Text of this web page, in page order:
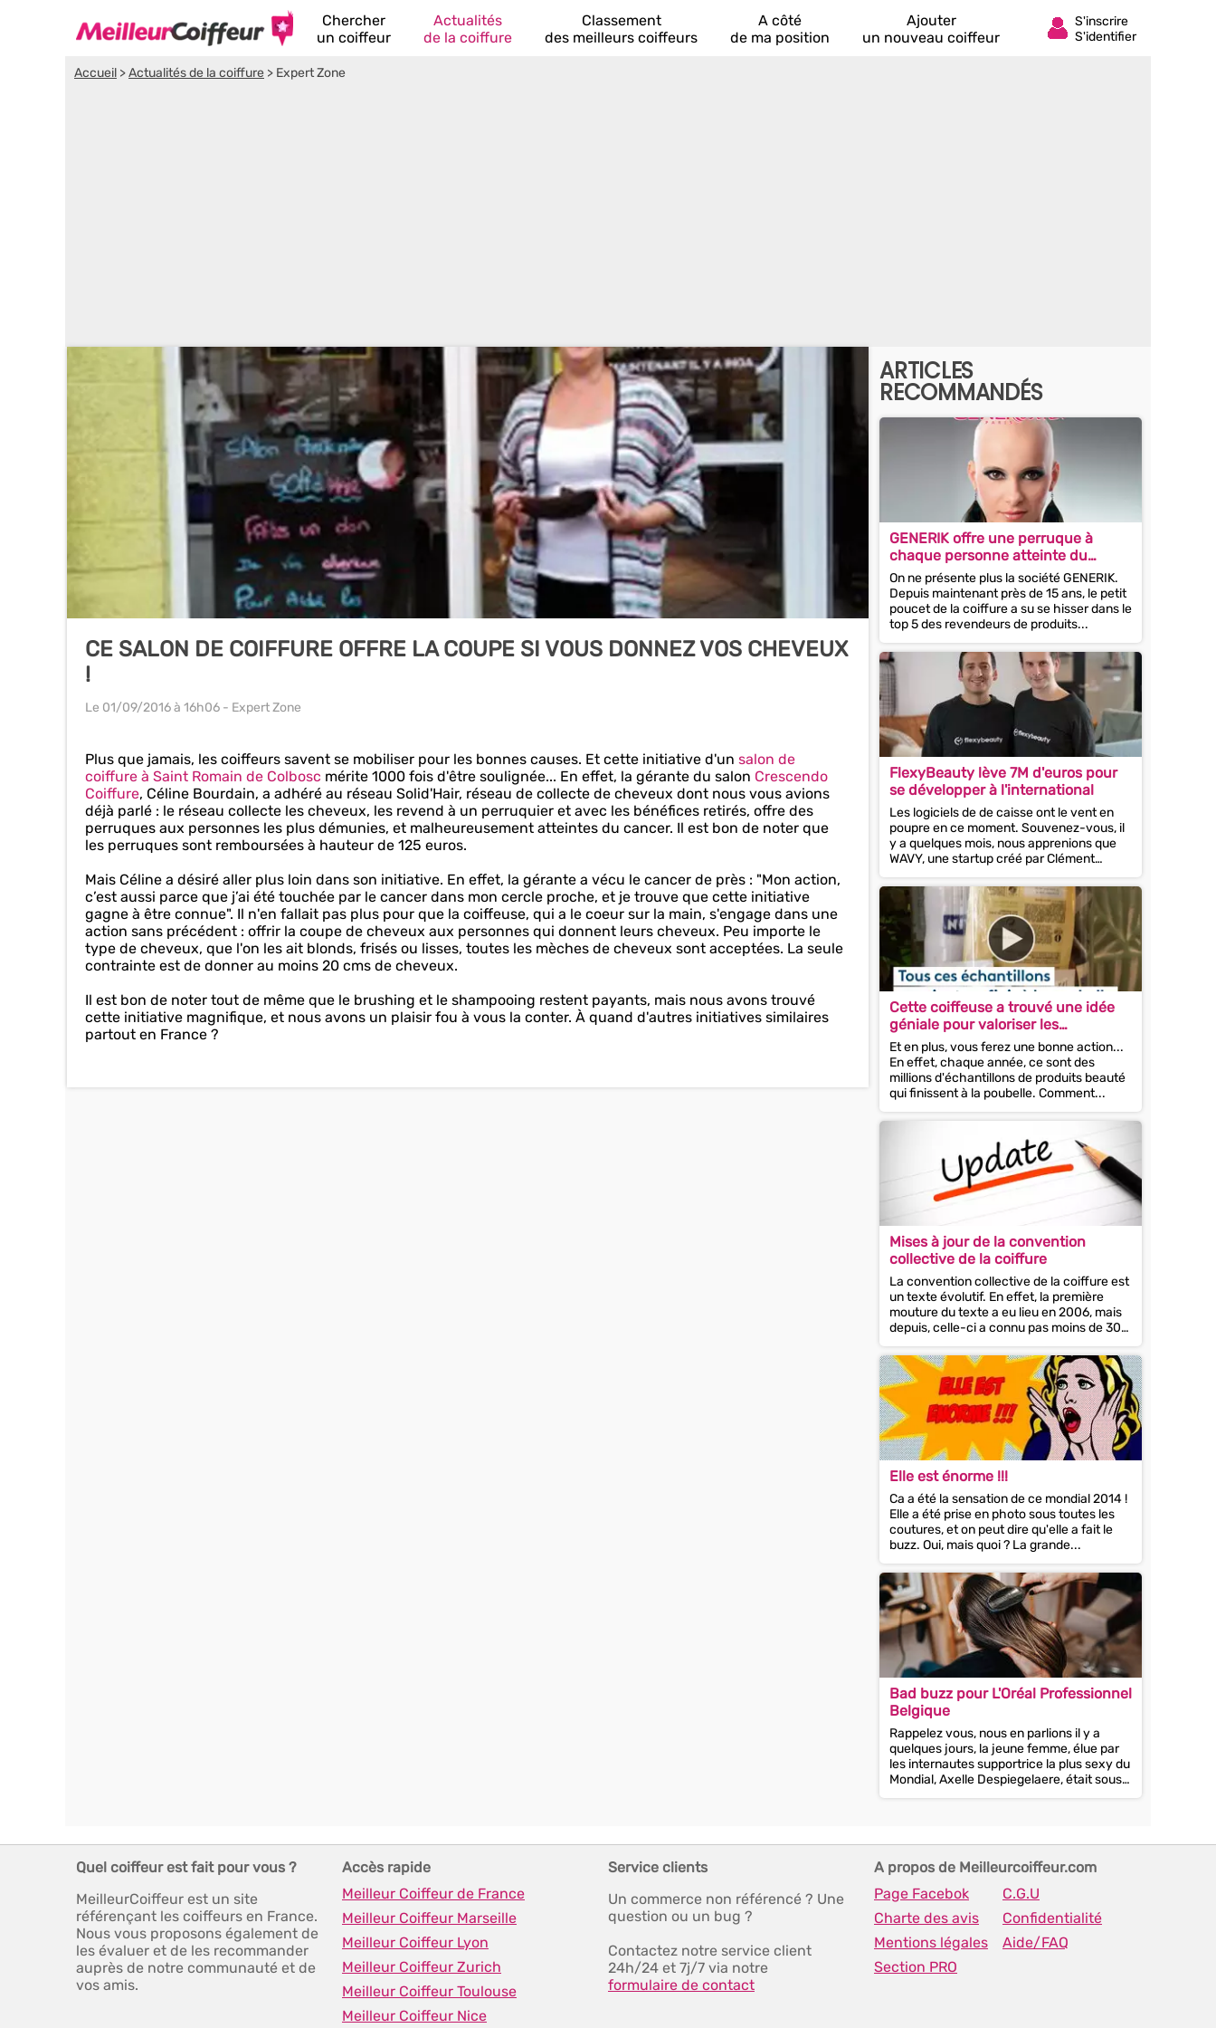
Chercher
un coiffeur
Actualités
de la coiffure
Classement
des meilleurs coiffeurs
A côté
de ma position
Ajouter
un nouveau coiffeur
Accueil >Actualités de la coiffure > Expert Zone
CE SALON DE COIFFURE OFFRE LA COUPE SI VOUS DONNEZ VOS CHEVEUX
!
Le 01/09/2016à 16h06 - Expert Zone
Plus que jamais, les coiffeurs savent se mobiliser pour les bonnes causes. Et cette initiative d'un salon de
coiffure à Saint Romain de Colbosc mérite 1000 fois d'être soulignée... En effet, la gérante du salon Crescendo
Coiffure, Céline Bourdain, a adhéré au réseau Solid'Hair, réseau de collecte de cheveux dont nous vous avions
déjà parlé : le réseau collecte les cheveux, les revend à un perruquier et avec les bénéfices retirés, offre des
perruques aux personnes les plus démunies, et malheureusement atteintes du cancer. Il est bon de noter que
les perruques sont remboursées à hauteur de 125 euros.
Mais Céline a désiré aller plus loin dans son initiative. En effet, la gérante a vécu le cancer de près : "Mon action,
c’est aussi parce que j’ai été touchée par le cancer dans mon cercle proche, et je trouve que cette initiative
gagne à être connue". Il n'en fallait pas plus pour que la coiffeuse, qui a le coeur sur la main, s'engage dans une
action sans précédent : offrir la coupe de cheveux aux personnes qui donnent leurs cheveux. Peu importe le
type de cheveux, que l'on les ait blonds, frisés ou lisses, toutes les mèches de cheveux sont acceptées. La seule
contrainte est de donner au moins 20 cms de cheveux.
Il est bon de noter tout de même que le brushing et le shampooing restent payants, mais nous avons trouvé
cette initiative magnifique, et nous avons un plaisir fou à vous la conter. À quand d'autres initiatives similaires
partout en France ?
ARTICLES
RECOMMANDÉS
GENERIK offre une perruque à
chaque personne atteinte du
cancer qui en fait la demande !
On ne présente plus la société GENERIK.
Depuis maintenant près de 15 ans, le petit
poucet de la coiffure a su se hisser dans le
top 5 des revendeurs de produits...
FlexyBeauty lève 7M d'euros pour
se développer à l'international
Les logiciels de de caisse ont le vent en
poupre en ce moment. Souvenez-vous, il
y a quelques mois, nous apprenions que
WAVY, une startup créé par Clément
Moreno levait 2...
Cette coiffeuse a trouvé une idée
géniale pour valoriser les
échantillons !
Et en plus, vous ferez une bonne action...
En effet, chaque année, ce sont des
millions d'échantillons de produits beauté
qui finissent à la poubelle. Comment...
Mises à jour de la convention
collective de la coiffure
La convention collective de la coiffure est
un texte évolutif. En effet, la première
mouture du texte a eu lieu en 2006, mais
depuis, celle-ci a connu pas moins de 30
mises à...
Elle est énorme !!!
Ca a été la sensation de ce mondial 2014 !
Elle a été prise en photo sous toutes les
coutures, et on peut dire qu'elle a fait le
buzz. Oui, mais quoi ? La grande...
Bad buzz pour L'Oréal Professionnel
Belgique
Rappelez vous, nous en parlions il y a
quelques jours, la jeune femme, élue par
les internautes supportrice la plus sexy du
Mondial, Axelle Despiegelaere, était sous
le feu des...
Quel coiffeur est fait pour vous ?
MeilleurCoiffeur est un site
référençant les coiffeurs en France.
Nous vous proposons également de
les évaluer et de les recommander
auprès de notre communauté et de
vos amis.
Accès rapide
Meilleur Coiffeur de France
Meilleur Coiffeur Marseille
Meilleur Coiffeur Lyon
Meilleur Coiffeur Zurich
Meilleur Coiffeur Toulouse
Meilleur Coiffeur Nice
Service clients
Un commerce non référencé ? Une
question ou un bug ?
Contactez notre service client
24h/24 et 7j/7 via notre
formulaire de contact
A propos de Meilleurcoiffeur.com
Page Facebok
C.G.U
Charte des avis
Confidentialité
Mentions légales
Aide/FAQ
Section PRO